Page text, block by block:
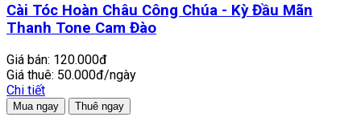
Cài Tóc Hoàn Châu Công Chúa - Kỳ Đầu Mãn
Thanh Tone Cam Đào
Giá bán: 120.000đ
Giá thuê: 50.000đ/ngày
Chi tiết
Mua ngay Thuê ngay